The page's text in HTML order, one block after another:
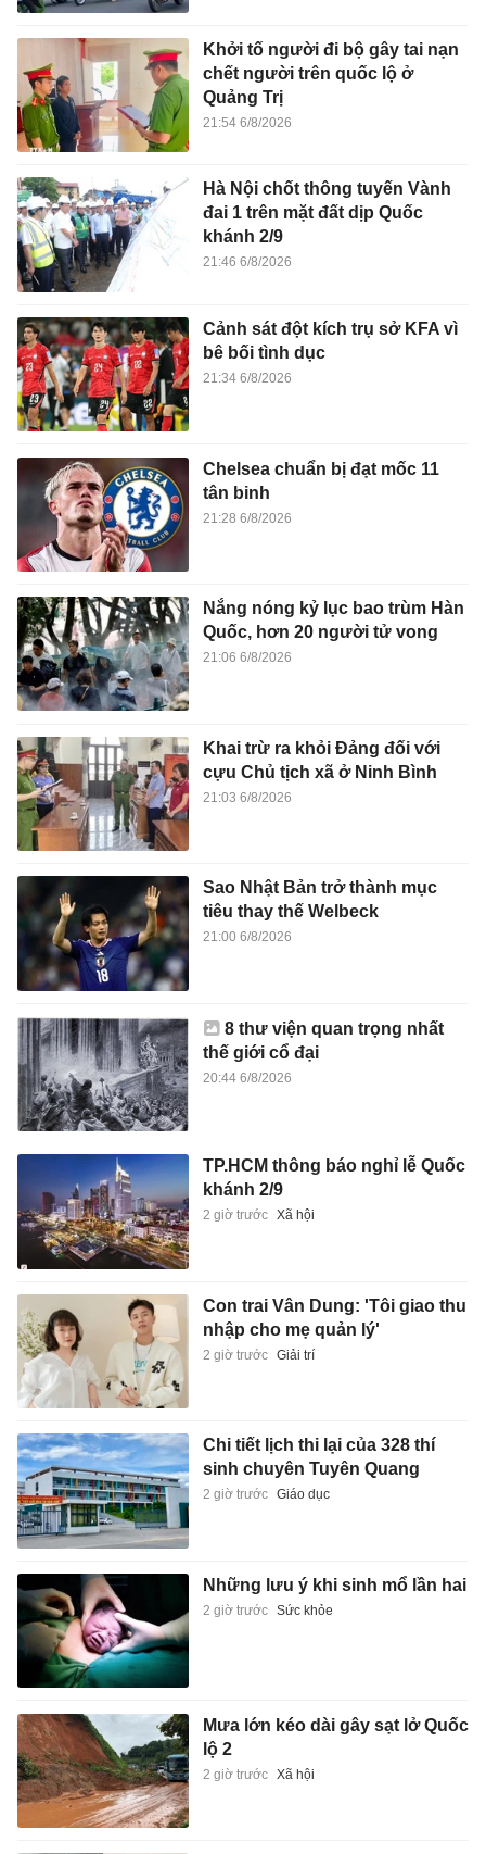
Khởi tố người đi bộ gây tai nạn
chết người trên quốc lộ ở
Quảng Trị
21:54 6/8/2026
Hà Nội chốt thông tuyến Vành
đai 1 trên mặt đất dịp Quốc
khánh 2/9
21:46 6/8/2026
Cảnh sát đột kích trụ sở KFA vì
bê bối tình dục
21:34 6/8/2026
Chelsea chuẩn bị đạt mốc 11
tân binh
21:28 6/8/2026
Nắng nóng kỷ lục bao trùm Hàn
Quốc, hơn 20 người tử vong
21:06 6/8/2026
Khai trừ ra khỏi Đảng đối với
cựu Chủ tịch xã ở Ninh Bình
21:03 6/8/2026
Sao Nhật Bản trở thành mục
tiêu thay thế Welbeck
21:00 6/8/2026
8 thư viện quan trọng nhất
thế giới cổ đại
20:44 6/8/2026
TP.HCM thông báo nghỉ lễ Quốc
khánh 2/9
2 giờ trước Xã hội
Con trai Vân Dung: 'Tôi giao thu
nhập cho mẹ quản lý'
2 giờ trước Giải trí
Chi tiết lịch thi lại của 328 thí
sinh chuyên Tuyên Quang
2 giờ trước Giáo dục
Những lưu ý khi sinh mổ lần hai
2 giờ trước Sức khỏe
Mưa lớn kéo dài gây sạt lở Quốc
lộ 2
2 giờ trước Xã hội